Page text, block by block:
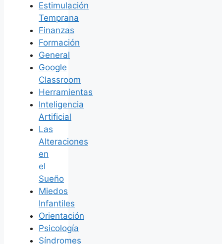
Estimulación
Temprana
Finanzas
Formación
General
Google
Classroom
Herramientas
Inteligencia
Artificial
Las
Alteraciones
en
el
Sueño
Miedos
Infantiles
Orientación
Psicología
Síndromes